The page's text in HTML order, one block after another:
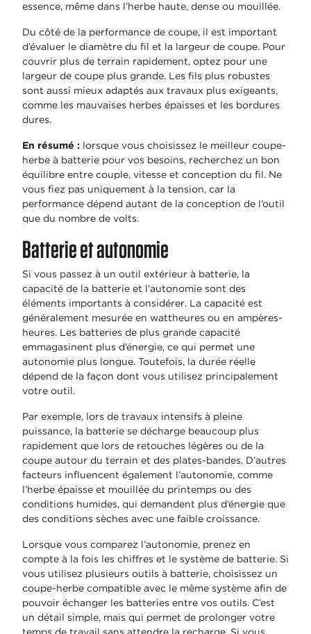
essence, même dans l’herbe haute, dense ou mouillée.
Du côté de la performance de coupe, il est important
d’évaluer le diamètre du fil et la largeur de coupe. Pour
couvrir plus de terrain rapidement, optez pour une
largeur de coupe plus grande. Les fils plus robustes
sont aussi mieux adaptés aux travaux plus exigeants,
comme les mauvaises herbes épaisses et les bordures
dures.
En résumé : lorsque vous choisissez le meilleur coupe-
herbe à batterie pour vos besoins, recherchez un bon
équilibre entre couple, vitesse et conception du fil. Ne
vous fiez pas uniquement à la tension, car la
performance dépend autant de la conception de l’outil
que du nombre de volts.
Batterie et autonomie
Si vous passez à un outil extérieur à batterie, la
capacité de la batterie et l’autonomie sont des
éléments importants à considérer. La capacité est
généralement mesurée en wattheures ou en ampères-
heures. Les batteries de plus grande capacité
emmagasinent plus d’énergie, ce qui permet une
autonomie plus longue. Toutefois, la durée réelle
dépend de la façon dont vous utilisez principalement
votre outil.
Par exemple, lors de travaux intensifs à pleine
puissance, la batterie se décharge beaucoup plus
rapidement que lors de retouches légères ou de la
coupe autour du terrain et des plates-bandes. D’autres
facteurs influencent également l’autonomie, comme
l’herbe épaisse et mouillée du printemps ou des
conditions humides, qui demandent plus d’énergie que
des conditions sèches avec une faible croissance.
Lorsque vous comparez l’autonomie, prenez en
compte à la fois les chiffres et le système de batterie. Si
vous utilisez plusieurs outils à batterie, choisissez un
coupe-herbe compatible avec le même système afin de
pouvoir échanger les batteries entre vos outils. C’est
un détail simple, mais qui permet de prolonger votre